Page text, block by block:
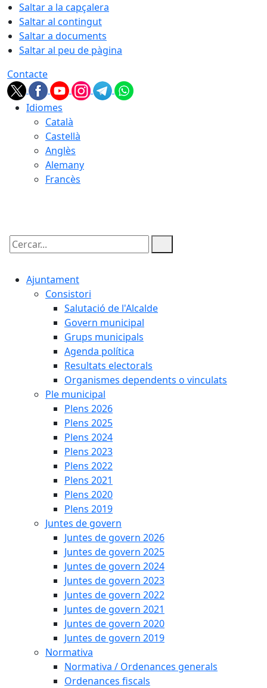
Saltar a la capçalera
Saltar al contingut
Saltar a documents
Saltar al peu de pàgina
Contacte
Idiomes
Català
Castellà
Anglès
Alemany
Francès
Cercar:
Ajuntament
Consistori
Salutació de l'Alcalde
Govern municipal
Grups municipals
Agenda política
Resultats electorals
Organismes dependents o vinculats
Ple municipal
Plens 2026
Plens 2025
Plens 2024
Plens 2023
Plens 2022
Plens 2021
Plens 2020
Plens 2019
Juntes de govern
Juntes de govern 2026
Juntes de govern 2025
Juntes de govern 2024
Juntes de govern 2023
Juntes de govern 2022
Juntes de govern 2021
Juntes de govern 2020
Juntes de govern 2019
Normativa
Normativa / Ordenances generals
Ordenances fiscals